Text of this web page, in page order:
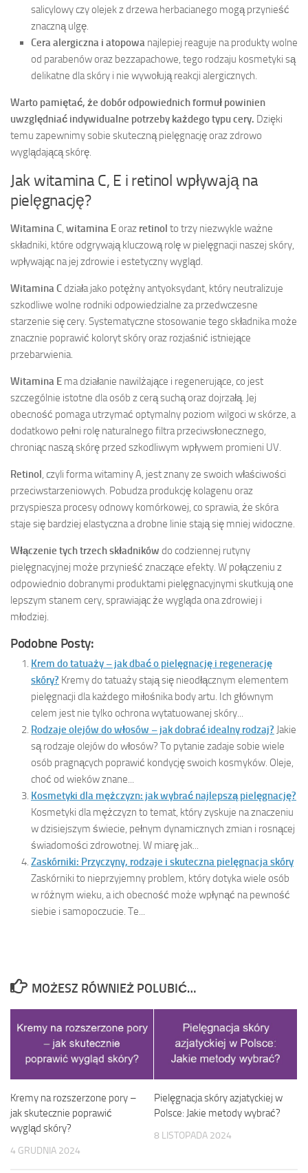
salicylowy czy olejek z drzewa herbacianego mogą przynieść
znaczną ulgę.
Cera alergiczna i atopowa najlepiej reaguje na produkty wolne
od parabenów oraz bezzapachowe, tego rodzaju kosmetyki są
delikatne dla skóry i nie wywołują reakcji alergicznych.
Warto pamiętać, że dobór odpowiednich formuł powinien
uwzględniać indywidualne potrzeby każdego typu cery. Dzięki
temu zapewnimy sobie skuteczną pielęgnację oraz zdrowo
wyglądającą skórę.
Jak witamina C, E i retinol wpływają na
pielęgnację?
Witamina C, witamina Eoraz retinol to trzy niezwykle ważne
składniki, które odgrywają kluczową rolę w pielęgnacji naszej skóry,
wpływając na jej zdrowie i estetyczny wygląd.
Witamina Cdziała jako potężny antyoksydant, który neutralizuje
szkodliwe wolne rodniki odpowiedzialne za przedwczesne
starzenie się cery. Systematyczne stosowanie tego składnika może
znacznie poprawić koloryt skóry oraz rozjaśnić istniejące
przebarwienia.
Witamina E ma działanie nawilżające i regenerujące, co jest
szczególnie istotne dla osób z cerą suchą oraz dojrzałą. Jej
obecność pomaga utrzymać optymalny poziom wilgoci w skórze, a
dodatkowo pełni rolę naturalnego filtra przeciwsłonecznego,
chroniąc naszą skórę przed szkodliwym wpływem promieni UV.
Retinol, czyli forma witaminy A, jest znany ze swoich właściwości
przeciwstarzeniowych. Pobudza produkcję kolagenu oraz
przyspiesza procesy odnowy komórkowej, co sprawia, że skóra
staje się bardziej elastyczna a drobne linie stają się mniej widoczne.
Włączenie tych trzech składników do codziennej rutyny
pielęgnacyjnej może przynieść znaczące efekty. W połączeniu z
odpowiednio dobranymi produktami pielęgnacyjnymi skutkują one
lepszym stanem cery, sprawiając że wygląda ona zdrowiej i
młodziej.
Podobne Posty:
Krem do tatuaży – jak dbać o pielęgnację i regenerację
skóry? Kremy do tatuaży stają się nieodłącznym elementem
pielęgnacji dla każdego miłośnika body artu. Ich głównym
celem jest nie tylko ochrona wytatuowanej skóry...
Rodzaje olejów do włosów – jak dobrać idealny rodzaj? Jakie
są rodzaje olejów do włosów? To pytanie zadaje sobie wiele
osób pragnących poprawić kondycję swoich kosmyków. Oleje,
choć od wieków znane...
Kosmetyki dla mężczyzn: jak wybrać najlepszą pielęgnację?
Kosmetyki dla mężczyzn to temat, który zyskuje na znaczeniu
w dzisiejszym świecie, pełnym dynamicznych zmian i rosnącej
świadomości zdrowotnej. W miarę jak...
Zaskórniki: Przyczyny, rodzaje i skuteczna pielęgnacja skóry
Zaskórniki to nieprzyjemny problem, który dotyka wiele osób
w różnym wieku, a ich obecność może wpłynąć na pewność
siebie i samopoczucie. Te...
MOŻESZ RÓWNIEŻ POLUBIĆ…
Kremy na rozszerzone pory –
jak skutecznie poprawić
wygląd skóry?
4 GRUDNIA 2024
Pielęgnacja skóry azjatyckiej w
Polsce: Jakie metody wybrać?
8 LISTOPADA 2024